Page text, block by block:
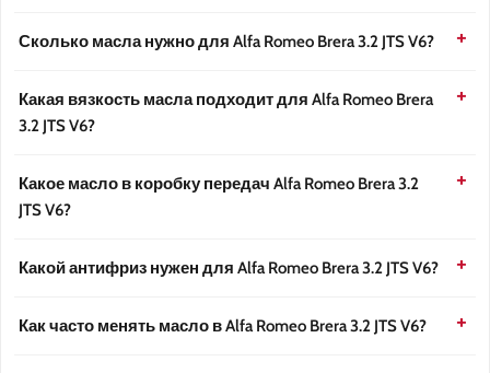
Сколько масла нужно для Alfa Romeo Brera 3.2 JTS V6?
Какая вязкость масла подходит для Alfa Romeo Brera
3.2 JTS V6?
Какое масло в коробку передач Alfa Romeo Brera 3.2
JTS V6?
Какой антифриз нужен для Alfa Romeo Brera 3.2 JTS V6?
Как часто менять масло в Alfa Romeo Brera 3.2 JTS V6?